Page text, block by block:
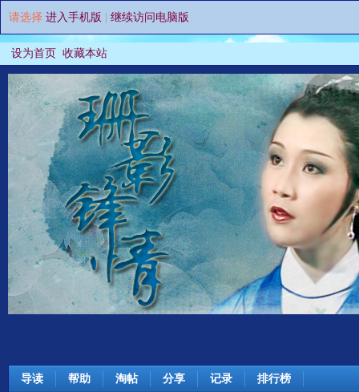
请选择 进入手机版 继续访问电脑版
设为首页 收藏本站
导读 帮助 淘帖 分享 记录 排行榜